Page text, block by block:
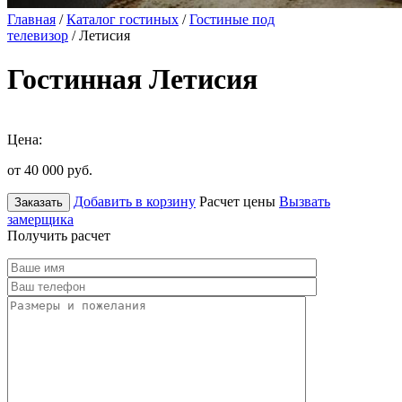
Главная /Каталог гостиных /Гостиные под
телевизор / Летисия
Гостинная Летисия
Цена:
от 40 000 руб.
Заказать Добавить в корзину Расчет цены Вызвать
замерщика
Получить расчет